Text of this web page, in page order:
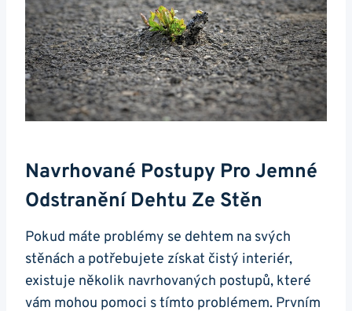
Navrhované Postupy Pro Jemné
Odstranění‌ Dehtu Ze Stěn
Pokud máte‌ problémy se dehtem na svých
stěnách a potřebujete získat čistý interiér,
existuje⁤ několik navrhovaných postupů, které
vám mohou⁤ pomoci‍ s ‍tímto problémem. Prvním